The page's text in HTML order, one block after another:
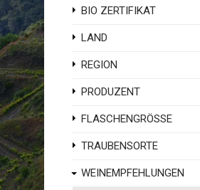
BIO ZERTIFIKAT
LAND
REGION
PRODUZENT
FLASCHENGRÖSSE
TRAUBENSORTE
WEINEMPFEHLUNGEN